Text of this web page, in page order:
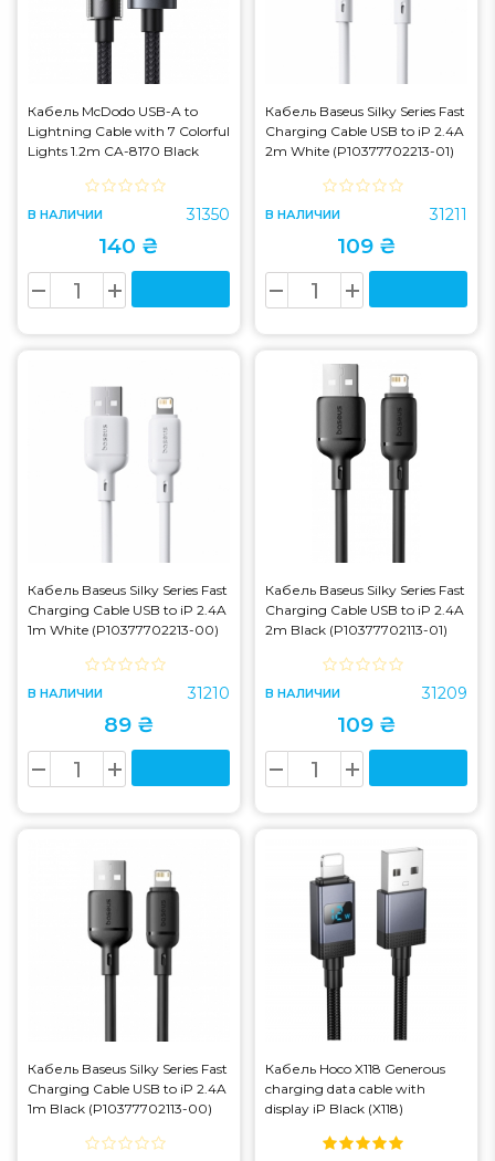
Кабель McDodo USB-A to
Lightning Cable with 7 Colorful
Lights 1.2m CA-8170 Black
В НАЛИЧИИ 31350
140 ₴
Кабель Baseus Silky Series Fast
Charging Cable USB to iP 2.4A
2m White (P10377702213-01)
В НАЛИЧИИ 31211
109 ₴
Кабель Baseus Silky Series Fast
Charging Cable USB to iP 2.4A
1m White (P10377702213-00)
В НАЛИЧИИ 31210
89 ₴
Кабель Baseus Silky Series Fast
Charging Cable USB to iP 2.4A
2m Black (P10377702113-01)
В НАЛИЧИИ 31209
109 ₴
Кабель Baseus Silky Series Fast
Charging Cable USB to iP 2.4A
1m Black (P10377702113-00)
Кабель Hoco X118 Generous
charging data cable with
display iP Black (X118)